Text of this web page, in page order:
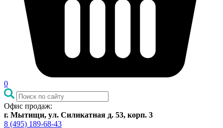
0
Офис продаж:
г. Мытищи, ул. Силикатная д. 53, корп. 3
8 (495) 189-68-43